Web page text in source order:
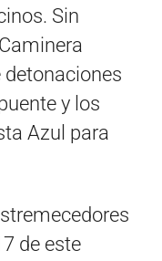
Sin
y los
Azul para
de este